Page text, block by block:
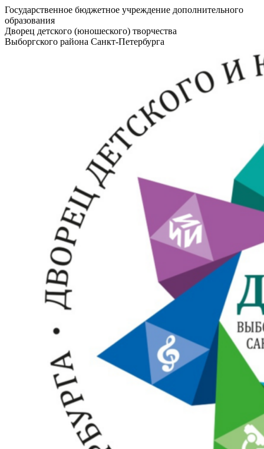
Государственное бюджетное учреждение дополнительного
образования
Дворец детского (юношеского) творчества
Выборгского района Санкт-Петербурга